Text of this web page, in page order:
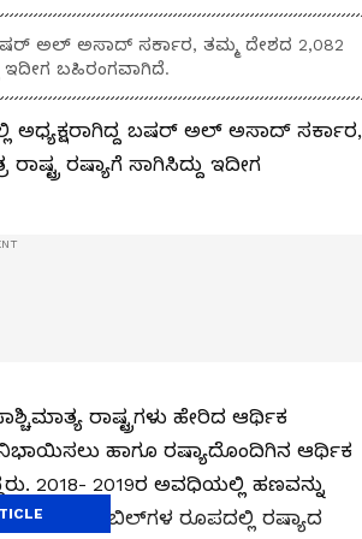
ಅಲ್‌ ಅಸಾದ್‌ ಸರ್ಕಾರ, ತಮ್ಮ ದೇಶದ 2,082
ಇದೀಗ ಬಹಿರಂಗವಾಗಿದೆ.
ಅಧ್ಯಕ್ಷರಾಗಿದ್ದ ಬಷರ್‌ ಅಲ್‌ ಅಸಾದ್‌ ಸರ್ಕಾರ,
ರಷ್ಯಾಗೆ ಸಾಗಿಸಿದ್ದು ಇದೀಗ
ರಾಷ್ಟ್ರಗಳು ಹೇರಿದ ಆರ್ಥಿಕ
ಹಾಗೂ ರಷ್ಯಾದೊಂದಿಗಿನ ಆರ್ಥಿಕ
2018- 2019ರ ಅವಧಿಯಲ್ಲಿ ಹಣವನ್ನು
ಹಾಗೂ ಬಿಲ್‌ಗಳ ರೂಪದಲ್ಲಿ ರಷ್ಯಾದ